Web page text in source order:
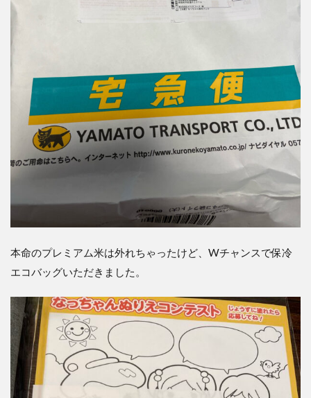
本命のプレミアム米は外れちゃったけど、 Wチャンスで保冷
エコバッグいただきました。